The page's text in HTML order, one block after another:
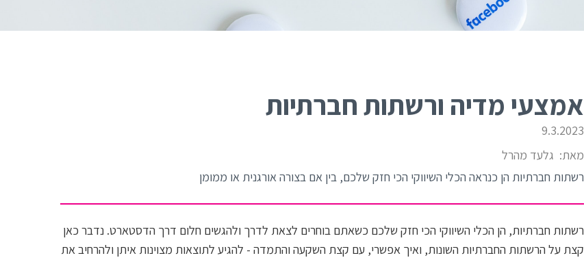
וובינר
כלים שיווקיים
אמצעי מדיה ורשתות חברתיות
9.3.2023
מאת: גלעד מהרל
רשתות חברתיות הן כנראה הכלי השיווקי הכי חזק שלכם, בין אם בצורה אורגנית או ממומן
רשתות חברתיות, הן הכלי השיווקי הכי חזק שלכם כשאתם בוחרים לצאת לדרך ולהגשים חלום דרך הדסטארט. נדבר כאן
קצת על הרשתות החברתיות השונות, ואיך אפשרי, עם קצת השקעה והתמדה - להגיע לתוצאות מצוינות איתן ולהרחיב את